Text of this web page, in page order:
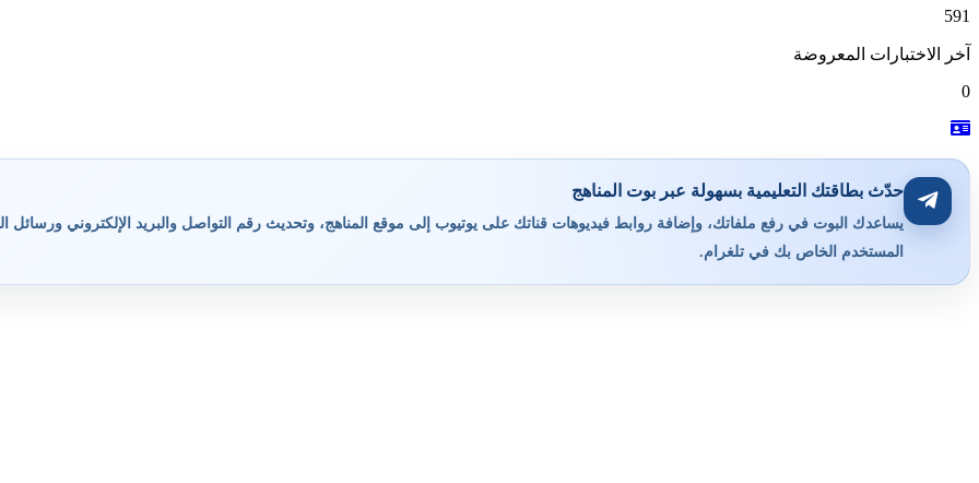
591
آخر الاختبارات المعروضة
0
حدّث بطاقتك التعليمية بسهولة عبر بوت المناهج
يساعدك البوت في رفع ملفاتك، وإضافة روابط فيديوهات قناتك على يوتيوب إلى موقع المناهج، وتحديث رقم التواصل والبريد الإلكتروني ورسائل
المستخدم الخاص بك في تلغرام.